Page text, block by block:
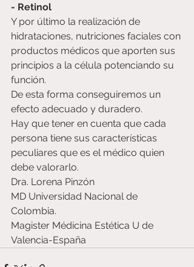
- Retinol
Y por último la realización de
hidrataciones, nutriciones faciales con
productos médicos que aporten sus
principios a la célula potenciando su
función.
De esta forma conseguiremos un
efecto adecuado y duradero.
Hay que tener en cuenta que cada
persona tiene sus características
peculiares que es el médico quien
debe valorarlo.
Dra. Lorena Pinzón
MD Universidad Nacional de
Colombia.
Magister Médicina Estética U de
Valencia-España